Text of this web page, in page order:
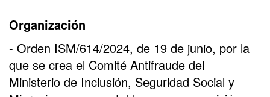
Organización
- Orden ISM/614/2024, de 19 de junio, por la
que se crea el Comité Antifraude del
Ministerio de Inclusión, Seguridad Social y